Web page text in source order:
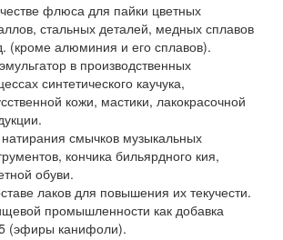
флюса для пайки цветных
стальных деталей, медных сплавов
(кроме алюминия и его сплавов).
в производственных
синтетического каучука,
кожи, мастики, лакокрасочной
смычков музыкальных
кончика бильярдного кия,
обуви.
лаков для повышения их текучести.
промышленности как добавка
(эфиры канифоли).